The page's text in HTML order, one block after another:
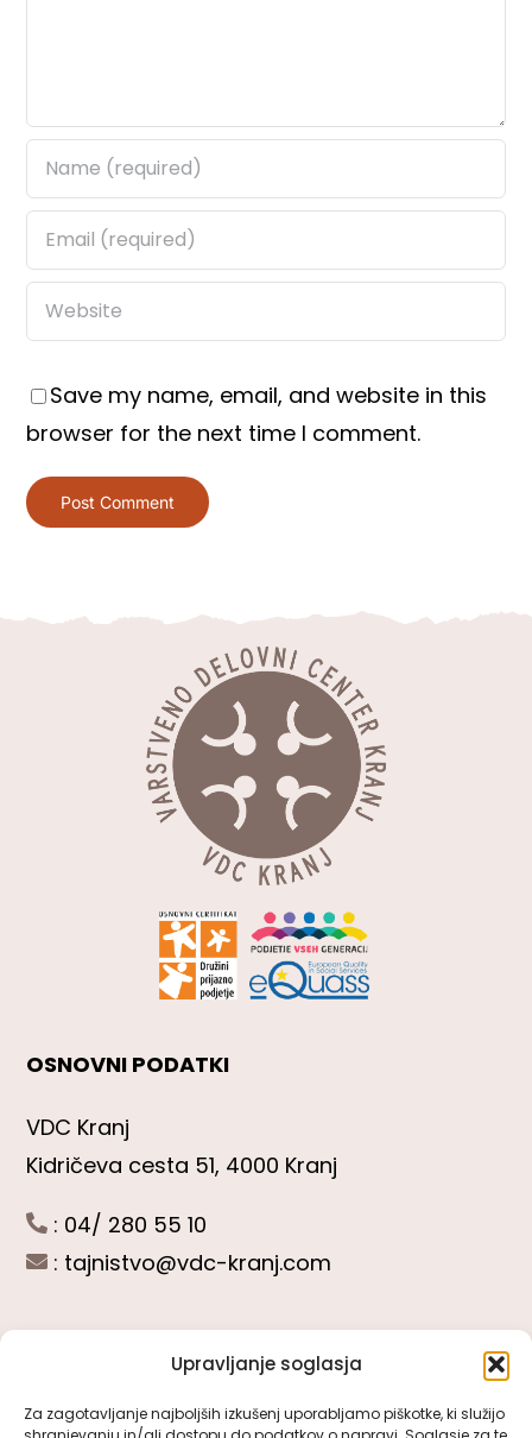
Upravljanje soglasja
Za zagotavljanje najboljših izkušenj uporabljamo piškotke, ki služijo
Save my name, email, and website in this
browser for the next time I comment.
OSNOVNI PODATKI
VDC Kranj
Kidričeva cesta 51, 4000 Kranj
: 04/ 280 55 10
: tajnistvo@vdc-kranj.com